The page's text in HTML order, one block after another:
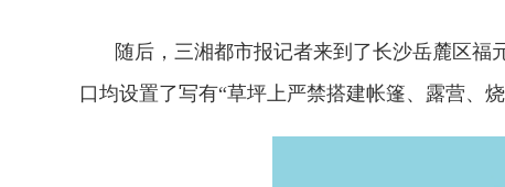
随后，三湘都市报记者来到了长沙岳麓区福
口均设置了写有“草坪上严禁搭建帐篷、露营、烧